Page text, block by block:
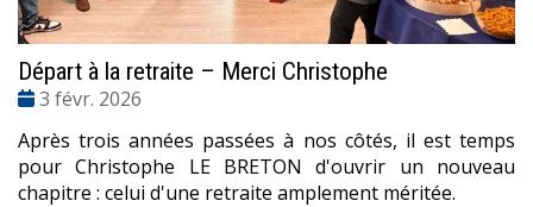
Départ à la retraite – Merci Christophe
Date
3 févr. 2026
Après trois années passées à nos côtés, il est temps
pour Christophe LE BRETON d'ouvrir un nouveau
chapitre : celui d'une retraite amplement méritée.